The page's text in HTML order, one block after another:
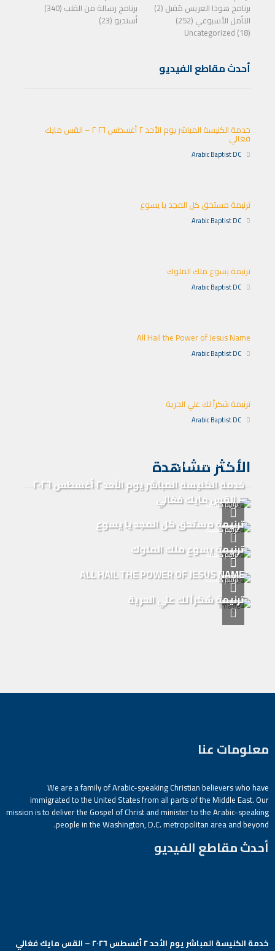
برنامج هوذا العريس مًقبل (2)
برنامج رسالة من القلب (340)
التأمل الأسبوعي (252)
أستديو (23)
Uncategorized (18)
أحدث مقاطع الفيديو
خدمة الكنيسة المباشر يوم الأحد ٢ أغسطس ٢٠٢٦ – القس مايك
فغالي
Arabic Baptist DC
ترنيمة مستحق كل المجد يا يسوع
Arabic Baptist DC
ترنيمة يسوع ملك الملوك
Arabic Baptist DC
All Hail the Power of Jesus Name
Arabic Baptist DC
ترنيمة شكراً لك علي الحرية
Arabic Baptist DC
الأكثر مشاهدة
خدمة الكنيسة المباشرة
خدمة الكنيسة المباشر يوم الأحد ٢ أغسطس ٢٠٢٦
– القس مايك فغالي
ترانيم كنيسة
ترنيمة مستحق كل المجد يا يسوع
ترانيم كنيسة
ترنيمة يسوع ملك الملوك
ترانيم كنيسة
ALL HAIL THE POWER OF JESUS NAME
ترانيم كنيسة
ترنيمة شكراً لك علي الحرية
معلومات عنا
We are a family of Arabic-speaking Christian believers who have
immigrated to the United States from all parts of the Middle East. Our
mission is to deliver the Gospel of Christ and minister to the Arabic-speaking
people in the Washington, D.C. metropolitan area and beyond.
أحدث مقاطع الفيديو
خدمة الكنيسة المباشر يوم الأحد ٢ أغسطس ٢٠٢٦ – القس مايك فغالي